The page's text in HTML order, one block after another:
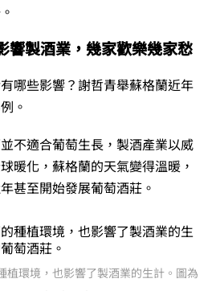
響製酒業，幾家歡樂幾家愁
哪些影響？謝哲青舉蘇格蘭近年
。
不適合葡萄生長，製酒產業以威
暖化，蘇格蘭的天氣變得溫暖，
甚至開始發展葡萄酒莊。
植環境，也影響了製酒業的生計。圖為